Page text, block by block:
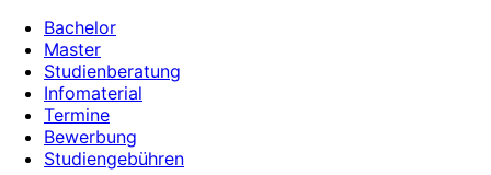
Bachelor
Master
Studienberatung
Infomaterial
Termine
Bewerbung
Studiengebühren